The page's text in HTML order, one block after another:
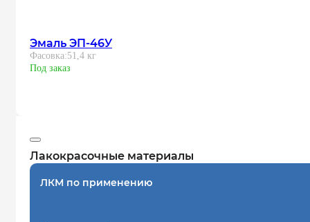
Эмаль ЭП-46У
Фасовка:51,4 кг
Под заказ
Лакокрасочные материалы
ЛКМ по применению